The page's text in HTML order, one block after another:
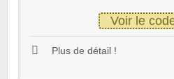
Voir le
Plus de détail !